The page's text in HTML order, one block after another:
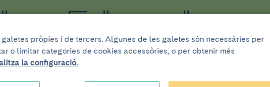
Eduard
pròpies i de tercers. Algunes de les galetes són necessàries per
o limitar categories de cookies accessòries, o per obtenir més
la configuració.